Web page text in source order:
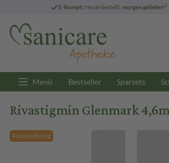
E-Rezept: Heute bestellt, morgen geliefert3
Menü Bestseller Sparsets
Rivastigmin Glenmark
Rezeptpflichtig